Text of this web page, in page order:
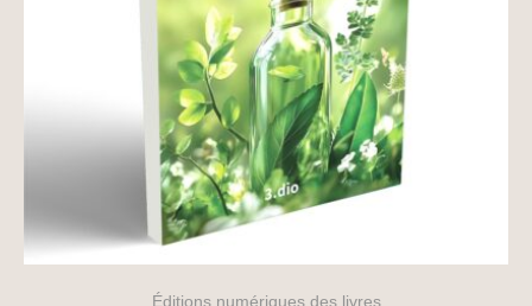
Éditions numériques des livres